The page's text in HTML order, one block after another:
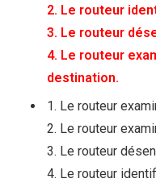
2. Le routeur
3. Le routeur
4. Le routeur
destination.
1. Le routeur
2. Le routeur
3. Le routeur
4. Le routeur